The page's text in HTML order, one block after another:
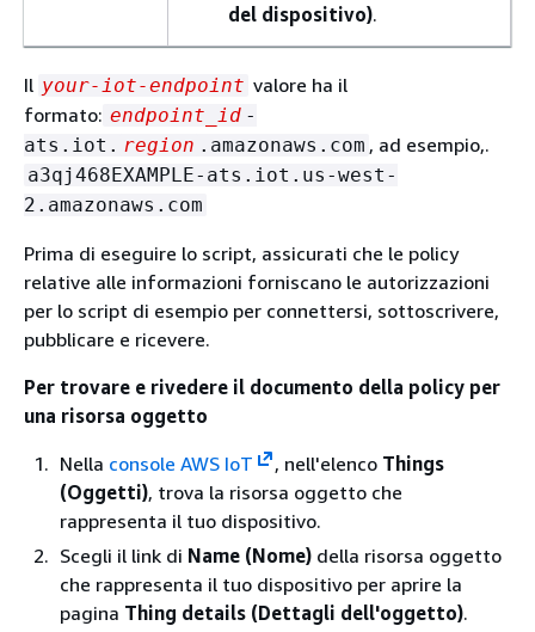
del dispositivo).
Il your-iot-endpoint valore ha il
formato: endpoint_id -
ats.iot. region .amazonaws.com , ad esempio,.
a3qj468EXAMPLE-ats.iot.us-west-
2.amazonaws.com
Prima di eseguire lo script, assicurati che le policy
relative alle informazioni forniscano le autorizzazioni
per lo script di esempio per connettersi, sottoscrivere,
pubblicare e ricevere.
Per trovare e rivedere il documento della policy per
una risorsa oggetto
Nella console AWS IoT , nell'elenco Things
(Oggetti), trova la risorsa oggetto che
rappresenta il tuo dispositivo.
Scegli il link di Name (Nome) della risorsa oggetto
che rappresenta il tuo dispositivo per aprire la
pagina Thing details (Dettagli dell'oggetto).